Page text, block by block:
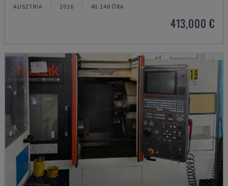
AUSZTRIA 2016 40.148 ÓRA
413,000 €